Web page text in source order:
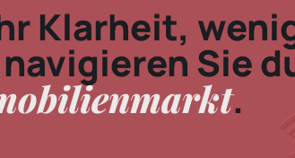
Klarheit,
Sie
.